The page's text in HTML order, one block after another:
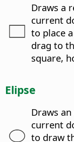
Draws a
current
to place
drag to
square,
Elipse
Draws
current
to draw